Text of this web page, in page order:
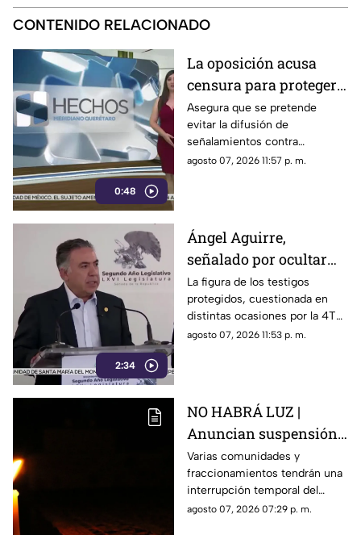
CONTENIDO RELACIONADO
0:48
La oposición acusa
censura para proteger a
presuntos
narcopolíticos
vinculados a la 4T
Asegura que se pretende
evitar la difusión de
señalamientos contra
presuntos narcopolíticos
agosto 07, 2026 11:57 p. m.
2:34
Ángel Aguirre,
señalado por ocultar
evidencia del caso
Ayotzinapa
La figura de los testigos
protegidos, cuestionada en
distintas ocasiones por la 4T
cuando es utilizada por
investigación contra el
exgobernador
agosto 07, 2026 11:53 p. m.
NO HABRÁ LUZ |
Anuncian suspensión
del suministro eléctrico
en Querétaro; estás
serán las zonas
afectadas
Varias comunidades y
fraccionamientos tendrán una
interrupción temporal del
servicio eléctrico durante
agosto 07, 2026 07:29 p. m.